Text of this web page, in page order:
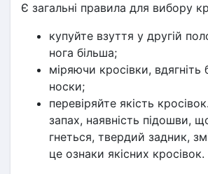
Є загальні правила для вибору
купуйте взуття у другій
нога більша;
міряючи кросівки, вдягніть
носки;
перевіряйте якість
запах, наявність підошви,
гнеться, твердий задник,
це ознаки якісних кросівок.